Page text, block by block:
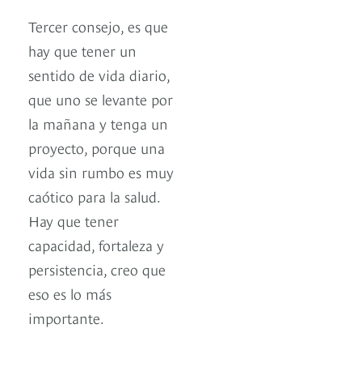
Tercer consejo, es que
hay que tener un
sentido de vida diario,
que uno se levante por
la mañana y tenga un
proyecto, porque una
vida sin rumbo es muy
caótico para la salud.
Hay que tener
capacidad, fortaleza y
persistencia, creo que
eso es lo más
importante.